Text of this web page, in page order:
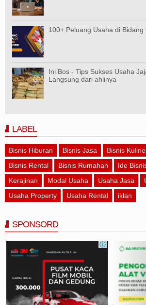
100+ Peluang Usaha di Bidang
Ini Bos - Tips Sukses Usaha
Langsung dari ahlinya
LABEL
Bisnis Hiburan Bisnis Jasa Bisnis
Bisnis Rental
Bisnis Rumahan Ide
Kerajinan
Modal Usaha Usaha Jasa
Usaha Property
Usaha Rental iklan
SPONSORD